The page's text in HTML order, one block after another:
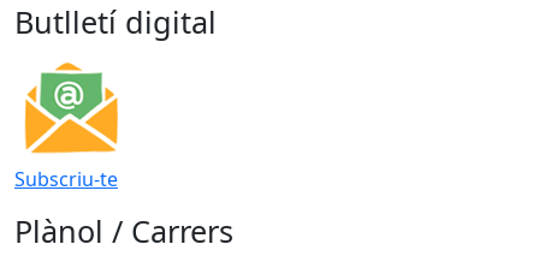
Butlletí digital
Subscriu-te
Plànol / Carrers